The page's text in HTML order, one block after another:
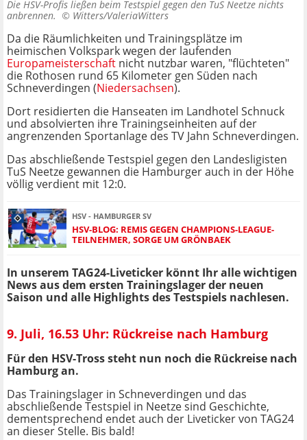
Die HSV-Profis ließen beim Testspiel gegen den TuS Neetze nichts
anbrennen. © Witters/ValeriaWitters
Da die Räumlichkeiten und Trainingsplätze im
heimischen Volkspark wegen der laufenden
Europameisterschaft nicht nutzbar waren, "flüchteten"
die Rothosen rund 65 Kilometer gen Süden nach
Schneverdingen (Niedersachsen).
Dort residierten die Hanseaten im Landhotel Schnuck
und absolvierten ihre Trainingseinheiten auf der
angrenzenden Sportanlage des TV Jahn Schneverdingen.
Das abschließende Testspiel gegen den Landesligisten
TuS Neetze gewannen die Hamburger auch in der Höhe
völlig verdient mit 12:0.
HSV - HAMBURGER SV
HSV-BLOG: REMIS GEGEN CHAMPIONS-LEAGUE-
TEILNEHMER, SORGE UM GRÖNBAEK
In unserem TAG24-Liveticker könnt Ihr alle wichtigen
News aus dem ersten Trainingslager der neuen
Saison und alle Highlights des Testspiels nachlesen.
9. Juli, 16.53 Uhr: Rückreise nach Hamburg
Für den HSV-Tross steht nun noch die Rückreise nach
Hamburg an.
Das Trainingslager in Schneverdingen und das
abschließende Testspiel in Neetze sind Geschichte,
dementsprechend endet auch der Liveticker von TAG24
an dieser Stelle. Bis bald!